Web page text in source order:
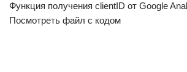
Функция получения clientID от Google
Посмотреть файл с кодом